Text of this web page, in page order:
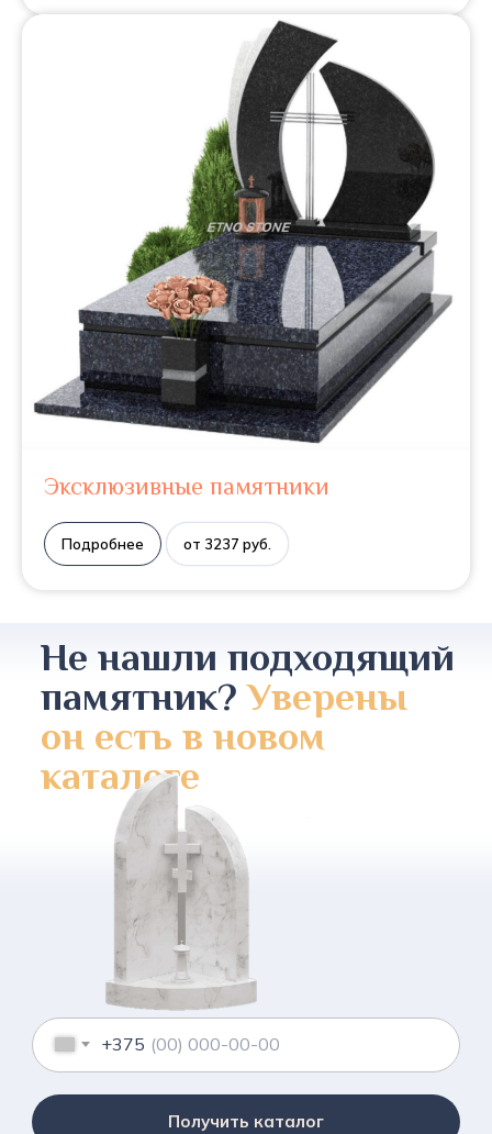
Эксклюзивные памятники
Подробнее от 3237 руб.
Не нашли подходящий
памятник?Уверены
он есть в новом
каталоге
+375
Получить каталог